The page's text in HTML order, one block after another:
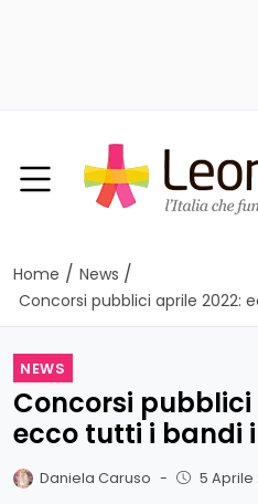
Home / News /
Concorsi pubblici aprile 2022:
NEWS
Concorsi pubblici
ecco tutti i bandi
Daniela Caruso - 5 Aprile